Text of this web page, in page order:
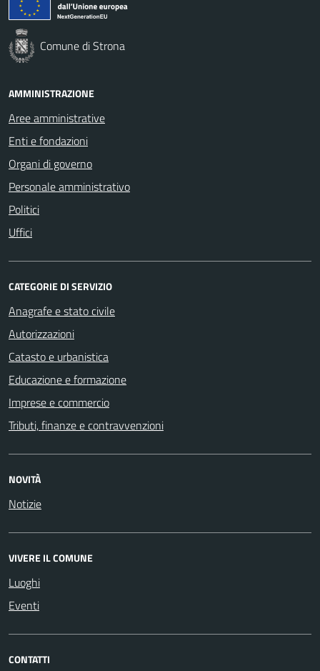
Comune di Strona
AMMINISTRAZIONE
Aree amministrative
Enti e fondazioni
Organi di governo
Personale amministrativo
Politici
Uffici
CATEGORIE DI SERVIZIO
Anagrafe e stato civile
Autorizzazioni
Catasto e urbanistica
Educazione e formazione
Imprese e commercio
Tributi, finanze e contravvenzioni
NOVITÀ
Notizie
VIVERE IL COMUNE
Luoghi
Eventi
CONTATTI